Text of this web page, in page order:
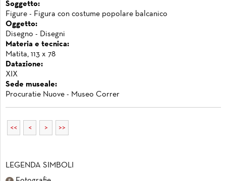
Soggetto:
Figure - Figura con costume popolare balcanico
Oggetto:
Disegno - Disegni
Materia e tecnica:
Matita, 113 x 78
Datazione:
XIX
Sede museale:
Procuratie Nuove - Museo Correr
<< < > >>
LEGENDA SIMBOLI